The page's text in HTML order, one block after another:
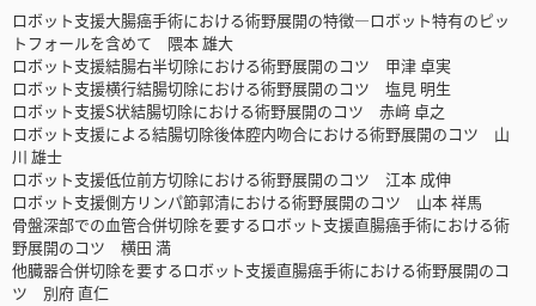
ロボット支援大腸癌手術における術野展開の特徴―ロボット特有のピッ
トフォールを含めて 隈本 雄大
ロボット支援結腸右半切除における術野展開のコツ 甲津 卓実
ロボット支援横行結腸切除における術野展開のコツ 塩見 明生
ロボット支援S状結腸切除における術野展開のコツ 赤﨑 卓之
ロボット支援による結腸切除後体腔内吻合における術野展開のコツ 山
川 雄士
ロボット支援低位前方切除における術野展開のコツ 江本 成伸
ロボット支援側方リンパ節郭清における術野展開のコツ 山本 祥馬
骨盤深部での血管合併切除を要するロボット支援直腸癌手術における術
野展開のコツ 横田 満
他臓器合併切除を要するロボット支援直腸癌手術における術野展開のコ
ツ 別府 直仁